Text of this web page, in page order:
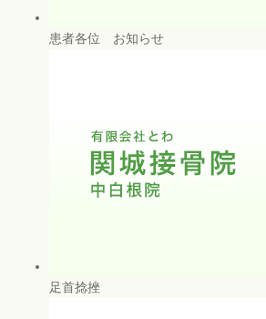
患者各位 お知らせ
足首捻挫